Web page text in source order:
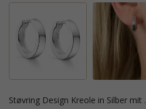
Støvring Design Kreole in Silber mit .